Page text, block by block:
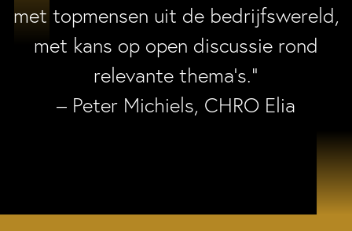
met topmensen uit de bedrijfswereld,
met kans op open discussie rond
relevante thema’s.”
– Peter Michiels, CHRO Elia